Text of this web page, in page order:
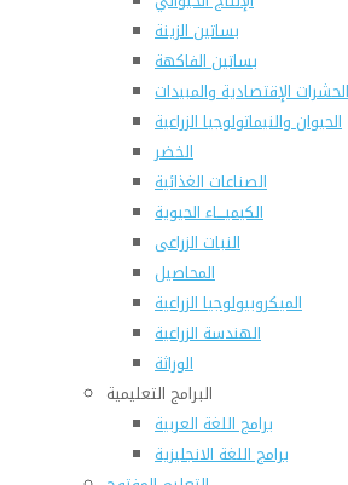
بساتين الزينة
بساتين الفاكهة
الحشرات الإقتصادية والمبيدات
الحيوان والنيماتولوجيا الزراعية
الخضر
الصناعات الغذائية
الكيميـــاء الحيوية
النبات الزراعى
المحاصيل
الميكروبيولوجيا الزراعية
الهندسة الزراعية
الوراثة
البرامج التعليمية
برامج اللغة العربية
برامج اللغة الانجليزية